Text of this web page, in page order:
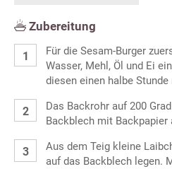
Zubereitung
Für die Sesam-Burger
Wasser, Mehl, Öl und Ei
diesen einen halbe
Das Backrohr auf 200
Backblech mit Backpapier
Aus dem Teig kleine
auf das Backblech legen.